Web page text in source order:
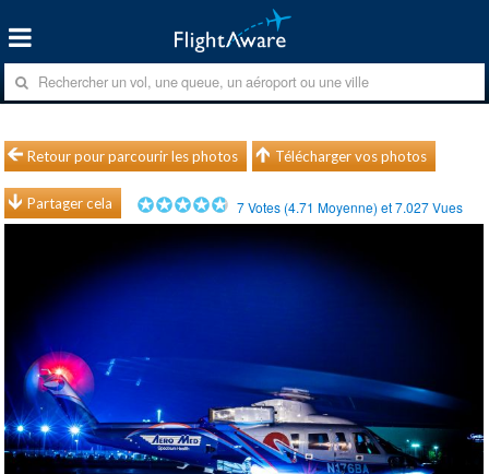
Retour pour parcourir les photos Télécharger vos photos
Partager cela 7Votes (4.71 Moyenne) et7.027Vues